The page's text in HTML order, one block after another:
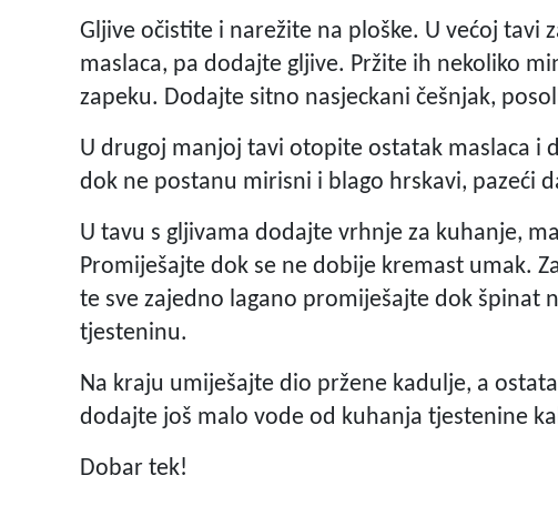
Gljive očistite i narežite na ploške. U većoj tavi
maslaca, pa dodajte gljive. Pržite ih nekoliko
zapeku. Dodajte sitno nasjeckani češnjak,
U drugoj manjoj tavi otopite ostatak maslaca i
dok ne postanu mirisni i blago hrskavi, pazeći
U tavu s gljivama dodajte vrhnje za kuhanje,
Promiješajte dok se ne dobije kremast umak.
te sve zajedno lagano promiješajte dok špinat
tjesteninu.
Na kraju umiješajte dio pržene kadulje, a
dodajte još malo vode od kuhanja tjestenine
Dobar tek!